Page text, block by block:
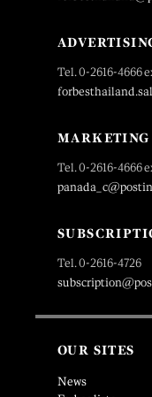
Tel. 0-2616-4666
MARKETING
Tel. 0-2616-4666
Tel. 0-2616-4726
OUR SITES
News